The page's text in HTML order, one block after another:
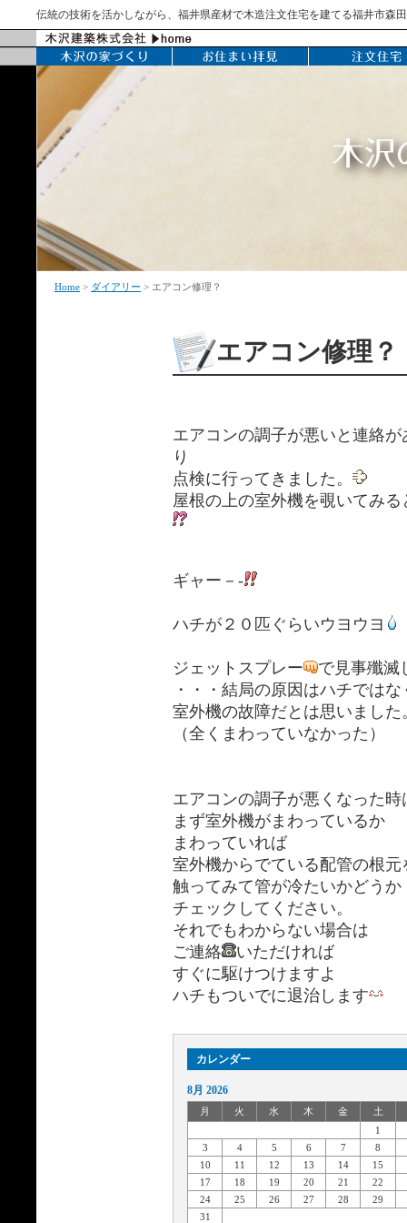
伝統の技術を活かしながら、福井県産材で木造注文住宅を建てる福井市森
Home > ダイアリー > エアコン修理？
エアコン修理？
エアコンの調子が悪いと連絡が
り
点検に行ってきました。
屋根の上の室外機を覗いてみる
ギャー－-
ハチが２０匹ぐらいウヨウヨ
ジェットスプレー
で見事殲滅
・・・結局の原因はハチではな
室外機の故障だとは思いました
（全くまわっていなかった）
エアコンの調子が悪くなった時
まず室外機がまわっているか
まわっていれば
室外機からでている配管の根元
触ってみて管が冷たいかどうか
チェックしてください。
それでもわからない場合は
ご連絡
いただければ
すぐに駆けつけますよ
ハチもついでに退治します
カレンダー
8月 2026
月 火 水 木 金 土
1
3
4 5 6 7
8
10
11 12 13 14
15
17
18 19 20 21
22
24
25 26 27 28
29
31